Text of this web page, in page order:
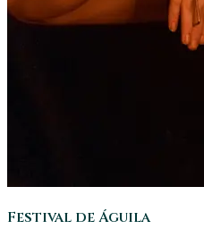
Festival de Águila